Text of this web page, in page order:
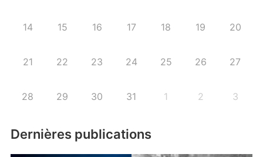
14 15 16 17 18 19 20
21 22 23 24 25 26 27
28 29 30 31 1 2 3
Dernières publications